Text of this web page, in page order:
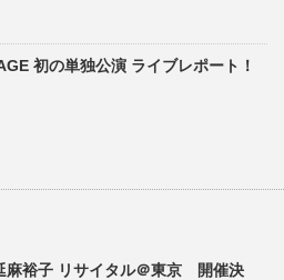
初の単独公演 ライブレポート！
麻裕子 リサイタル＠東京 開催決